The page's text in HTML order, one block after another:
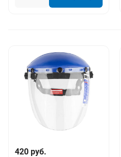
420 руб.